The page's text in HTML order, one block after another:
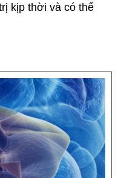
kịp thời và có thể